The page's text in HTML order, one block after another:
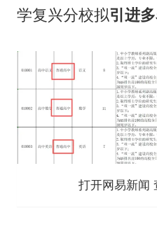
学复兴分校拟引进
打开网易新闻